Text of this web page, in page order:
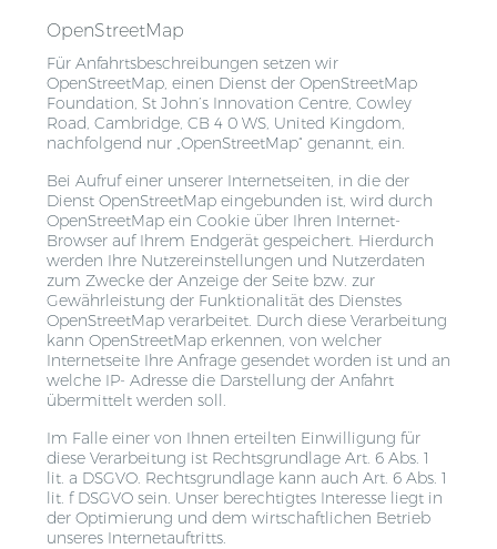
OpenStreetMap
Für Anfahrtsbeschreibungen setzen wir
OpenStreetMap, einen Dienst der OpenStreetMap
Foundation, St John’s Innovation Centre, Cowley
Road, Cambridge, CB 4 0 WS, United Kingdom,
nachfolgend nur „OpenStreetMap“ genannt, ein.
Bei Aufruf einer unserer Internetseiten, in die der
Dienst OpenStreetMap eingebunden ist, wird durch
OpenStreetMap ein Cookie über Ihren Internet-
Browser auf Ihrem Endgerät gespeichert. Hierdurch
werden Ihre Nutzereinstellungen und Nutzerdaten
zum Zwecke der Anzeige der Seite bzw. zur
Gewährleistung der Funktionalität des Dienstes
OpenStreetMap verarbeitet. Durch diese Verarbeitung
kann OpenStreetMap erkennen, von welcher
Internetseite Ihre Anfrage gesendet worden ist und an
welche IP- Adresse die Darstellung der Anfahrt
übermittelt werden soll.
Im Falle einer von Ihnen erteilten Einwilligung für
diese Verarbeitung ist Rechtsgrundlage Art. 6 Abs. 1
lit. a DSGVO. Rechtsgrundlage kann auch Art. 6 Abs. 1
lit. f DSGVO sein. Unser berechtigtes Interesse liegt in
der Optimierung und dem wirtschaftlichen Betrieb
unseres Internetauftritts.